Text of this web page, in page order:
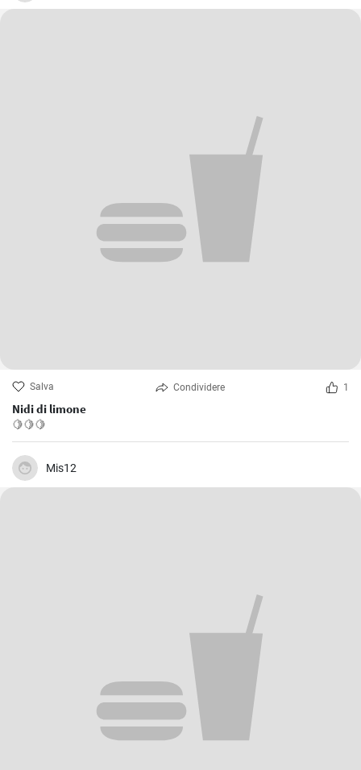
Salva Condividere 1
Nidi di limone
🍋🍋🍋
Mis12